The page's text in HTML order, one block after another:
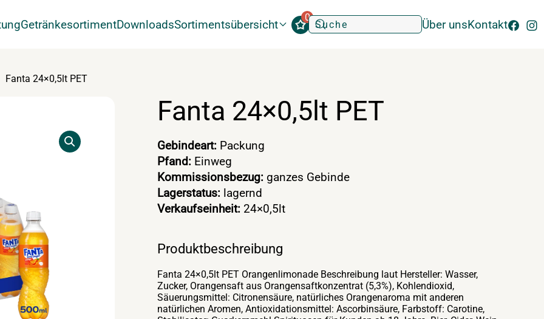
GetränkesortimentDownloadsSortimentsübersicht
0
Über unsKontakt
Fanta 24×0,5lt PET
Fanta 24×0,5lt PET
Gebindeart: Packung
Pfand: Einweg
Kommissionsbezug: ganzes Gebinde
Lagerstatus: lagernd
Verkaufseinheit: 24×0,5lt
Produktbeschreibung
Fanta 24×0,5lt PET Orangenlimonade Beschreibung laut Hersteller: Wasser,
Zucker, Orangensaft aus Orangensaftkonzentrat (5,3%), Kohlendioxid,
Säuerungsmittel: Citronensäure, natürliches Orangenaroma mit anderen
natürlichen Aromen, Antioxidationsmittel: Ascorbinsäure, Farbstoff: Carotine,